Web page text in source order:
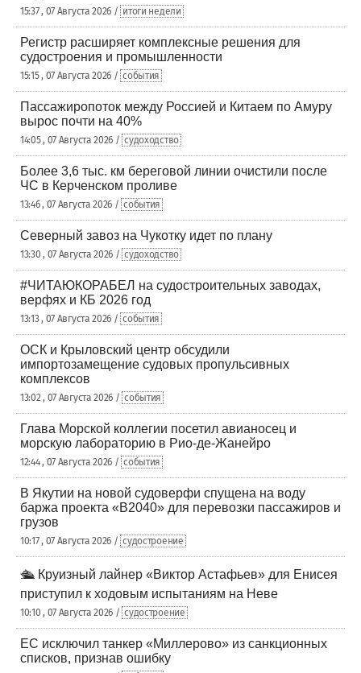
15:37 , 07 Августа 2026 / итоги недели
Регистр расширяет комплексные решения для
судостроения и промышленности
15:15 , 07 Августа 2026 / события
Пассажиропоток между Россией и Китаем по Амуру
вырос почти на 40%
14:05 , 07 Августа 2026 / судоходство
Более 3,6 тыс. км береговой линии очистили после
ЧС в Керченском проливе
13:46 , 07 Августа 2026 / события
Северный завоз на Чукотку идет по плану
13:30 , 07 Августа 2026 / судоходство
#ЧИТАЮКОРАБЕЛ на судостроительных заводах,
верфях и КБ 2026 год
13:13 , 07 Августа 2026 / события
ОСК и Крыловский центр обсудили
импортозамещение судовых пропульсивных
комплексов
13:02 , 07 Августа 2026 / события
Глава Морской коллегии посетил авианосец и
морскую лабораторию в Рио-де-Жанейро
12:44 , 07 Августа 2026 / события
В Якутии на новой судоверфи спущена на воду
баржа проекта «В2040» для перевозки пассажиров и
грузов
10:17 , 07 Августа 2026 / судостроение
🛳️ Круизный лайнер «Виктор Астафьев» для Енисея
приступил к ходовым испытаниям на Неве
10:10 , 07 Августа 2026 / судостроение
ЕС исключил танкер «Миллерово» из санкционных
списков, признав ошибку